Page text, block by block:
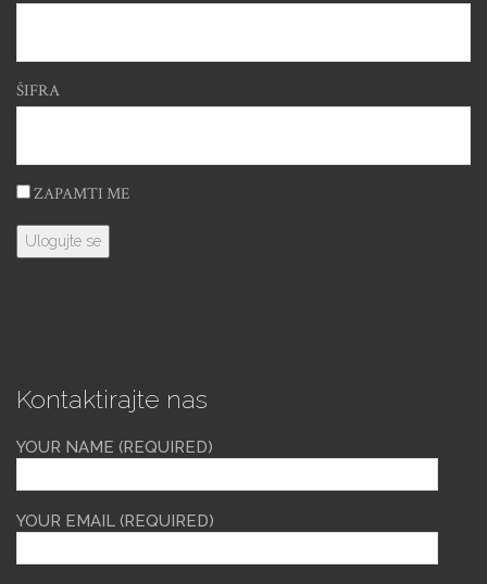
ŠIFRA
ZAPAMTI ME
Kontaktirajte nas
YOUR NAME (REQUIRED)
YOUR EMAIL (REQUIRED)